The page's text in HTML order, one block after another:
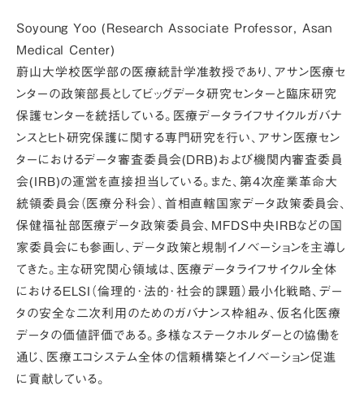
Soyoung Yoo (Research Associate Professor, Asan
Medical Center)
蔚山大学校医学部の医療統計学准教授であり、アサン医療セ
ンターの政策部長としてビッグデータ研究センターと臨床研究
保護センターを統括している。医療データライフサイクルガバナ
ンスとヒト研究保護に関する専門研究を行い、アサン医療セン
ターにおけるデータ審査委員会(DRB)および機関内審査委員
会(IRB)の運営を直接担当している。また、第4次産業革命大
統領委員会（医療分科会）、首相直轄国家データ政策委員会、
保健福祉部医療データ政策委員会、MFDS中央IRBなどの国
家委員会にも参画し、データ政策と規制イノベーションを主導し
てきた。主な研究関心領域は、医療データライフサイクル全体
におけるELSI（倫理的･法的･社会的課題）最小化戦略、デー
タの安全な二次利用のためのガバナンス枠組み、仮名化医療
データの価値評価である。多様なステークホルダーとの協働を
通じ、医療エコシステム全体の信頼構築とイノベーション促進
に貢献している。